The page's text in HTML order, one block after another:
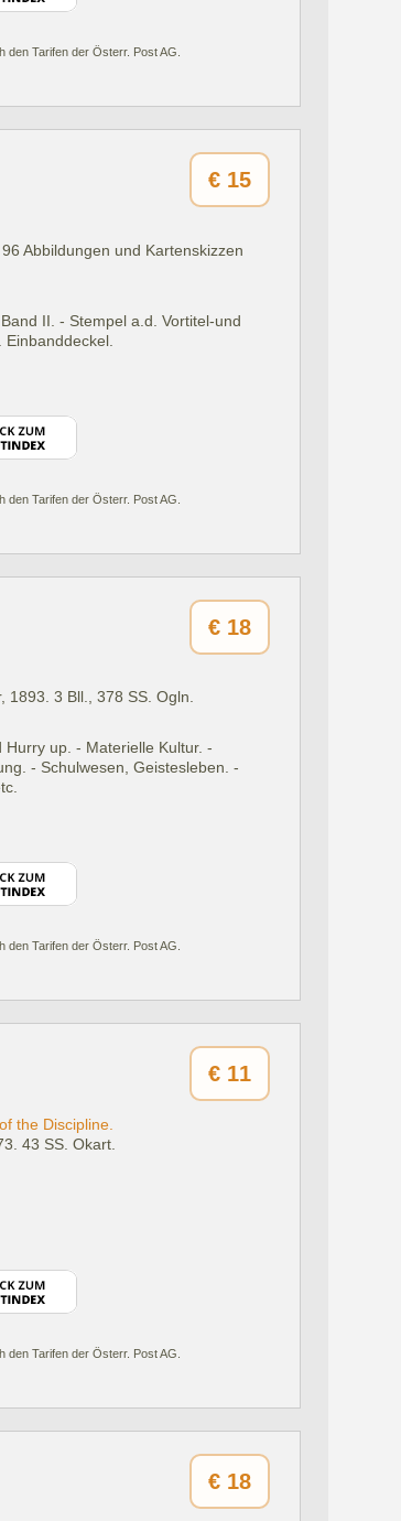
den Tarifen der Österr. Post AG.
€ 15
Abbildungen und Kartenskizzen
II. - Stempel a.d. Vortitel-und
Tarifen der Österr. Post AG.
€ 18
1893. 3 Bll., 378 SS. Ogln.
up. - Materielle Kultur. -
- Schulwesen, Geistesleben. -
Tarifen der Österr. Post AG.
€ 11
the Discipline.
43 SS. Okart.
Tarifen der Österr. Post AG.
€ 18